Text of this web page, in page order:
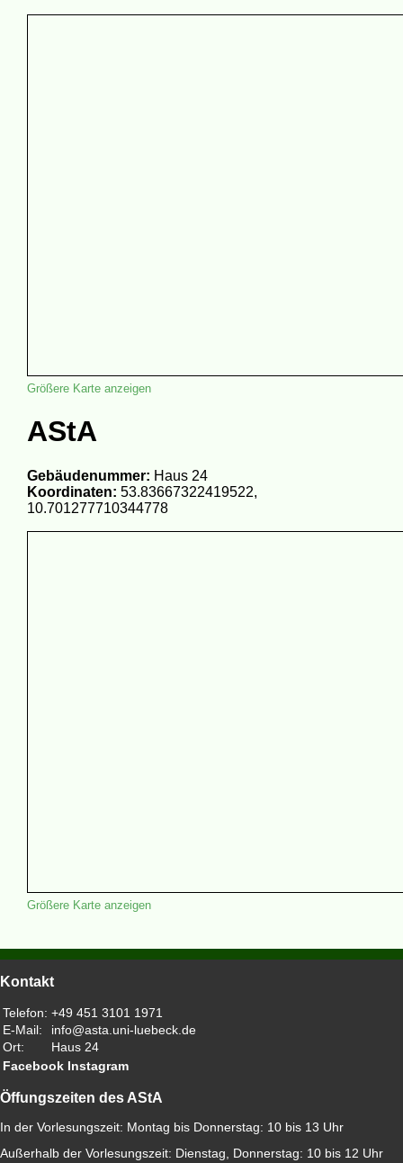
Größere Karte anzeigen
AStA
Gebäudenummer: Haus 24
Koordinaten: 53.83667322419522,
10.701277710344778
Größere Karte anzeigen
Kontakt
Telefon: +49 451 3101 1971
E-Mail:
info@asta.uni-luebeck.de
Ort:
Haus 24
Facebook Instagram
Öffungszeiten des AStA
In der Vorlesungszeit: Montag bis Donnerstag: 10 bis 13 Uhr
Außerhalb der Vorlesungszeit: Dienstag, Donnerstag: 10 bis 12 Uhr